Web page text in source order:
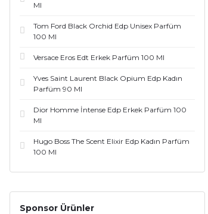
Acqua Di Parma (8)
Calvin Klein (8)
Chloe (8)
Hermes (8)
Xerjoff (8)
Ml
Tom Ford Black Orchid Edp Unisex Parfüm
100 Ml
Versace Eros Edt Erkek Parfüm 100 Ml
Yves Saint Laurent Black Opium Edp Kadın
Parfüm 90 Ml
Dior Homme İntense Edp Erkek Parfüm 100
Ml
Hugo Boss The Scent Elixir Edp Kadın Parfüm
100 Ml
Sponsor Ürünler